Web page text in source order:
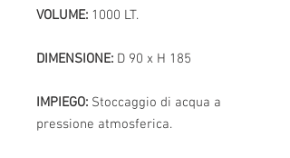
VOLUME: 1000 LT.
DIMENSIONE: D 90 x H 185
IMPIEGO: Stoccaggio di acqua a
pressione atmosferica.